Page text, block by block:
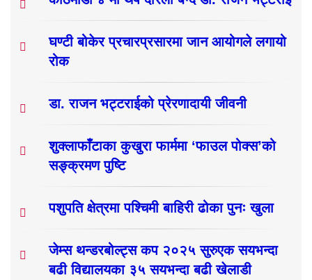
घण्टी बोकेर प्रचारप्रसारमा जान आयोगले लगायो
रोक
डा. राजन भट्टराईको प्रेरणादायी जीवनी
शुक्लाफाँटाका कुखुरा फार्ममा ‘फाउल पोक्स’को
सङ्क्रमण पुष्टि
पशुपति क्षेत्रमा पश्चिमी बाहिरी ढोका पुनः खुला
जेम्स थन्डरबोल्ट्स कप २०२५ सुरुएक सयभन्दा
बढी विद्यालयका ३५ सयभन्दा बढी खेलाडी